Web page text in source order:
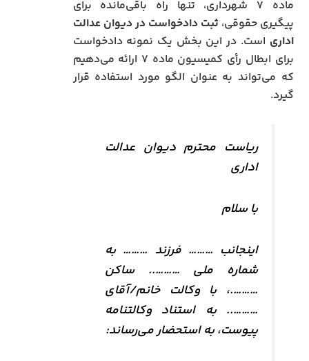
ماده ۷ شهرداری، تنها راه باقی‌مانده برای
پیگیری حقوقی، ثبت دادخواست در دیوان عدالت
اداری است. در این بخش یک نمونه دادخواست
برای ابطال رأی کمیسیون ماده ۷ ارائه می‌دهیم
که می‌تواند به عنوان الگو مورد استفاده قرار
گیرد.
ریاست محترم دیوان عدالت
اداری
با سلام
اینجانب ……… فرزند ……… به
شماره ملی ……….. ساکن
……….، با وکالت خانم/آقای
……….. به استناد وکالتنامه
پیوست، به استحضار می‌رساند: